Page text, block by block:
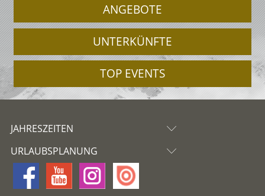
ANGEBOTE
UNTERKÜNFTE
TOP EVENTS
JAHRESZEITEN
URLAUBSPLANUNG